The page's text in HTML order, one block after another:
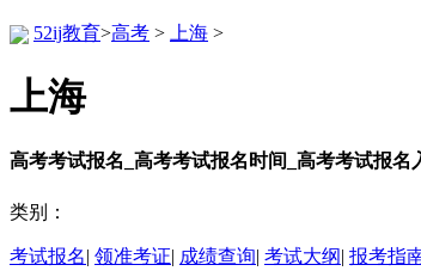
52ij教育>高考 > 上海 >
上海
高考考试报名_高考考试报名时间_高考考试报名
类别：
考试报名| 领准考证| 成绩查询| 考试大纲| 报考指